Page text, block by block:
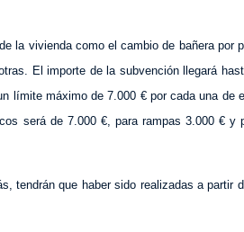
la vivienda como el cambio de bañera por
El importe de la subvención llegará
límite máximo de 7.000 € por cada una de
será de 7.000 €, para rampas 3.000 € y
tendrán que haber sido realizadas a partir